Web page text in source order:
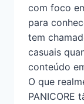
com foco
para
tem
casuais
conteúdo
O que
PANICORE